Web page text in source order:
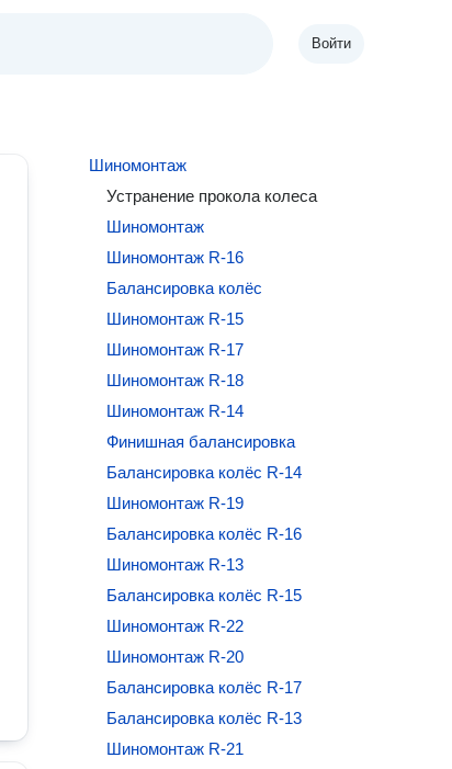
Войти
Шиномонтаж
Устранение прокола колеса
Шиномонтаж
Шиномонтаж R-16
Балансировка колёс
Шиномонтаж R-15
Шиномонтаж R-17
Шиномонтаж R-18
Шиномонтаж R-14
Финишная балансировка
Балансировка колёс R-14
Шиномонтаж R-19
Балансировка колёс R-16
Шиномонтаж R-13
Балансировка колёс R-15
Шиномонтаж R-22
Шиномонтаж R-20
Балансировка колёс R-17
Балансировка колёс R-13
Шиномонтаж R-21